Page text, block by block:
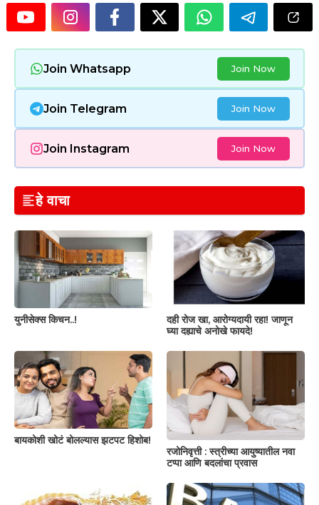
Join Whatsapp Join Now
Join Telegram Join Now
Join Instagram Join Now
हे वाचा
युनीसेक्स किचन..!
दही रोज खा, आरोग्यदायी रहा! जाणून
घ्या दह्याचे अनोखे फायदे!
बायकोशी खोटं बोलल्यास झटपट हिशोब!
रजोनिवृत्ती : स्त्रीच्या आयुष्यातील नवा
टप्पा आणि बदलांचा प्रवास